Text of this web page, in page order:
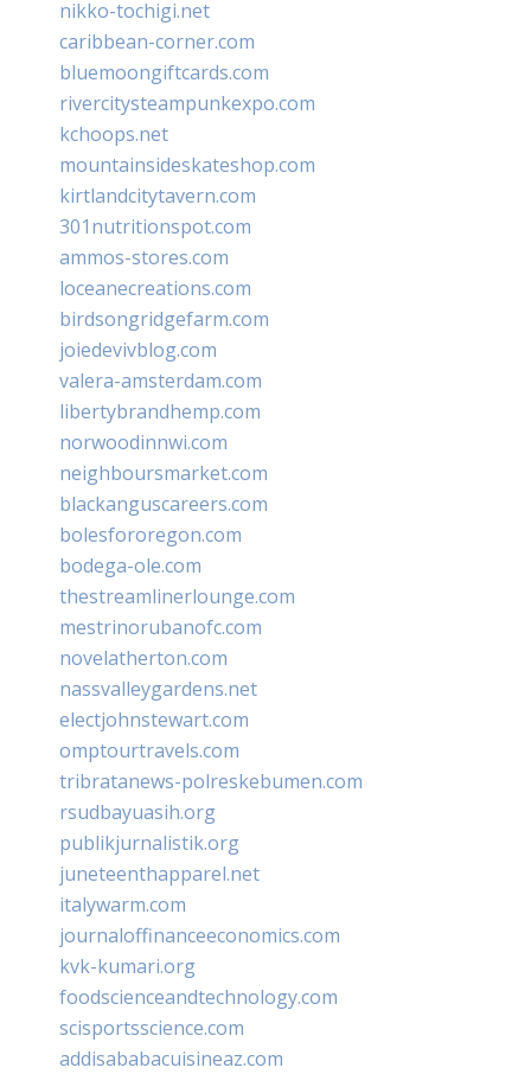
nikko-tochigi.net
caribbean-corner.com
bluemoongiftcards.com
rivercitysteampunkexpo.com
kchoops.net
mountainsideskateshop.com
kirtlandcitytavern.com
301nutritionspot.com
ammos-stores.com
loceanecreations.com
birdsongridgefarm.com
joiedevivblog.com
valera-amsterdam.com
libertybrandhemp.com
norwoodinnwi.com
neighboursmarket.com
blackanguscareers.com
bolesfororegon.com
bodega-ole.com
thestreamlinerlounge.com
mestrinorubanofc.com
novelatherton.com
nassvalleygardens.net
electjohnstewart.com
omptourtravels.com
tribratanews-polreskebumen.com
rsudbayuasih.org
publikjurnalistik.org
juneteenthapparel.net
italywarm.com
journaloffinanceeconomics.com
kvk-kumari.org
foodscienceandtechnology.com
scisportsscience.com
addisababacuisineaz.com